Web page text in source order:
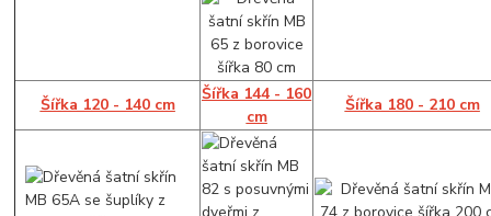
Šířka 120 - 140 cm
Šířka 144 - 160
cm
Šířka 180 - 210 cm